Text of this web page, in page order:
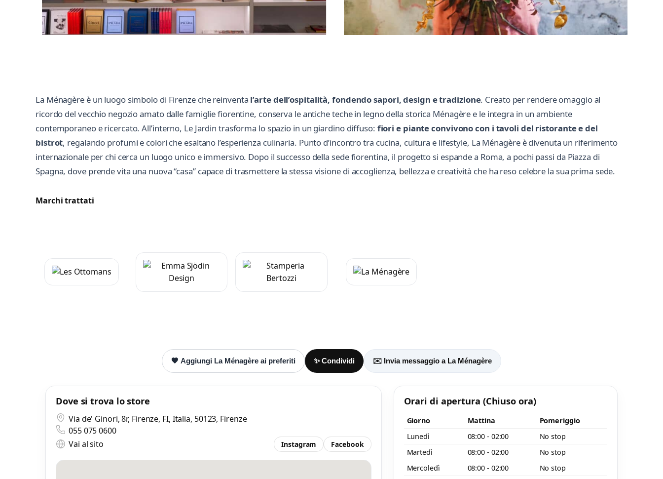
La Ménagère è un luogo simbolo di Firenze che reinventa l’arte dell’ospitalità, fondendo sapori, design e tradizione. Creato per rendere omaggio al
ricordo del vecchio negozio amato dalle famiglie fiorentine, conserva le antiche teche in legno della storica Ménagère e le integra in un ambiente
contemporaneo e ricercato. All’interno, Le Jardin trasforma lo spazio in un giardino diffuso: fiori e piante convivono con i tavoli del ristorante e del
bistrot, regalando profumi e colori che esaltano l’esperienza culinaria. Punto d’incontro tra cucina, cultura e lifestyle, La Ménagère è divenuta un riferimento
internazionale per chi cerca un luogo unico e immersivo. Dopo il successo della sede fiorentina, il progetto si espande a Roma, a pochi passi da Piazza di
Spagna, dove prende vita una nuova “casa” capace di trasmettere la stessa visione di accoglienza, bellezza e creatività che ha reso celebre la sua prima sede.
Marchi trattati
🖤 Aggiungi La Ménagère ai preferiti ✨ Condividi ✉️ Invia messaggio a La Ménagère
Dove si trova lo store
Via de' Ginori, 8r, Firenze, FI, Italia, 50123, Firenze
055 075 0600
Vai al sito
Instagram Facebook
Orari di apertura (Chiuso ora)
Giorno Mattina
Pomeriggio
Lunedì
08:00 - 02:00
No stop
Martedì
08:00 - 02:00
No stop
Mercoledì
08:00 - 02:00
No stop
tramite Vetrineshop.
Invia messaggio